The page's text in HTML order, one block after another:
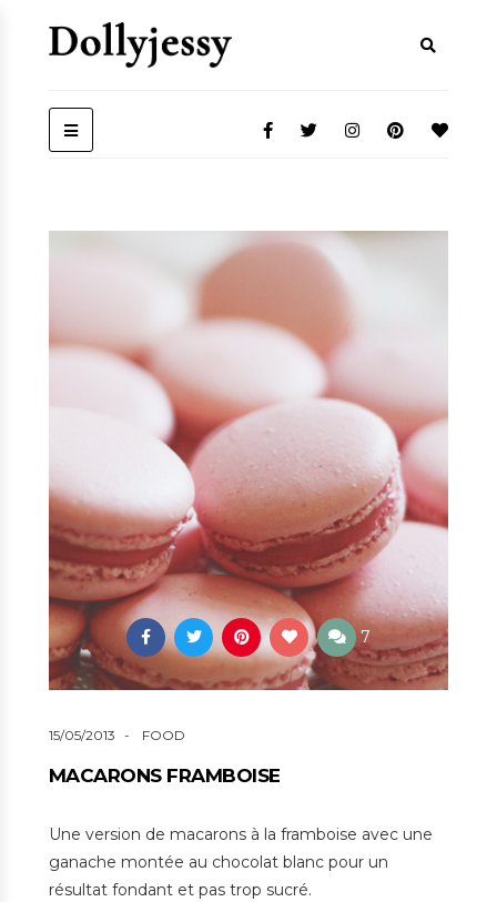
7
15/05/2013 FOOD
MACARONS FRAMBOISE
Une version de macarons à la framboise avec une
ganache montée au chocolat blanc pour un
résultat fondant et pas trop sucré.